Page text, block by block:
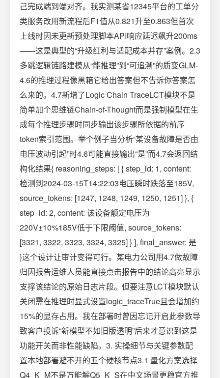
己完成端到端对齐。我实测某省12345平台的工单分
类服务改用新流程后F1值从0.821升至0.863但首次
上线时因未更新预处理脚本API响应延迟飙升200ms
——这是典型的“升级红利与适配成本并存”案例。2.3
多跳逻辑链路建模从“能推理”到“可追溯”的质变GLM-
4.6的推理过程像黑箱它给出答案但不告诉你答案怎
么来的。4.7新增了Logic Chain TraceLCT模块不是
简单加个思维链Chain-of-Thought而是强制模型在生
成每个推理步骤时同步输出该步骤所依据的前序
token索引范围。举个例子当分析“某设备故障是否由
电压波动引起”时4.6可能直接输出“是”而4.7会返回结
构化结果{ reasoning_steps: [ { step_id: 1, content:
检测到2024-03-15T14:22:03电压瞬时跌落至185V,
source_tokens: [1247, 1248, 1249, 1250, 1251] }, {
step_id: 2, content: 该设备额定电压为
220V±10%185V低于下限阈值, source_tokens:
[3321, 3322, 3323, 3324, 3325] } ], final_answer: 是
}这个设计让审计变得可行。某电力公司用4.7做故障
归因报告运维人员能直接点击报告中的结论高亮显示
支撑该结论的原始日志片段。但要注意LCT模块默认
关闭需在推理时显式设置logic_traceTrue且会增加约
15%的显存占用。我在部署时曾因忘记开启此参数导
致客户投诉“新模型不如旧版透明”后来才意识到这是
功能开关而非性能缺陷。3. 实操细节与关键参数配
置本地部署避不开的五个硬核节点3.1 量化方案选择
Q4_K_M不是万能解Q5_K_S在中文场景更稳官方推